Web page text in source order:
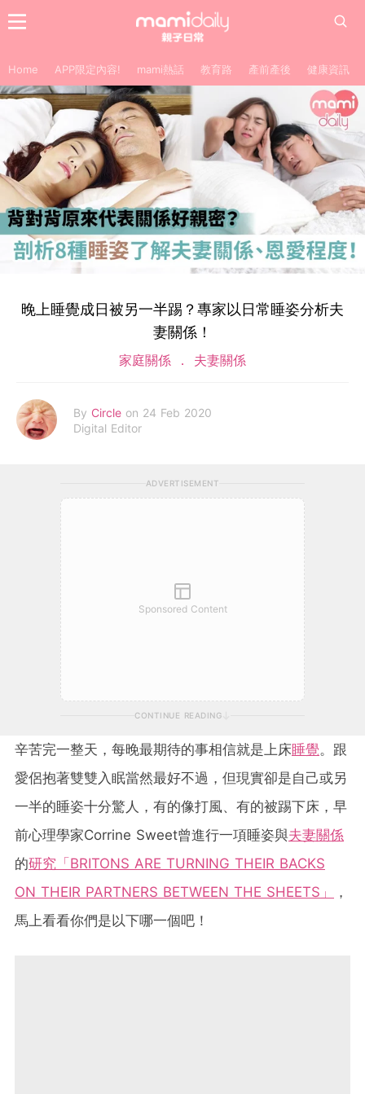
Home APP限定內容! mami熱話 教育路 產前產後 健康資訊
晚上睡覺成日被另一半踢？專家以日常睡姿分析夫
妻關係！
家庭關係 夫妻關係
By Circle on 24 Feb 2020
Digital Editor
ADVERTISEMENT
Sponsored Content
CONTINUE READING
辛苦完一整天，每晚最期待的事相信就是上床睡覺。跟
愛侶抱著雙雙入眠當然最好不過，但現實卻是自己或另
一半的睡姿十分驚人，有的像打風、有的被踢下床，早
前心理學家Corrine Sweet曾進行一項睡姿與夫妻關係
的研究 「BRITONS ARE TURNING THEIR BACKS
ON THEIR PARTNERS BETWEEN THE SHEETS」
，
馬上看看你們是以下哪一個吧！